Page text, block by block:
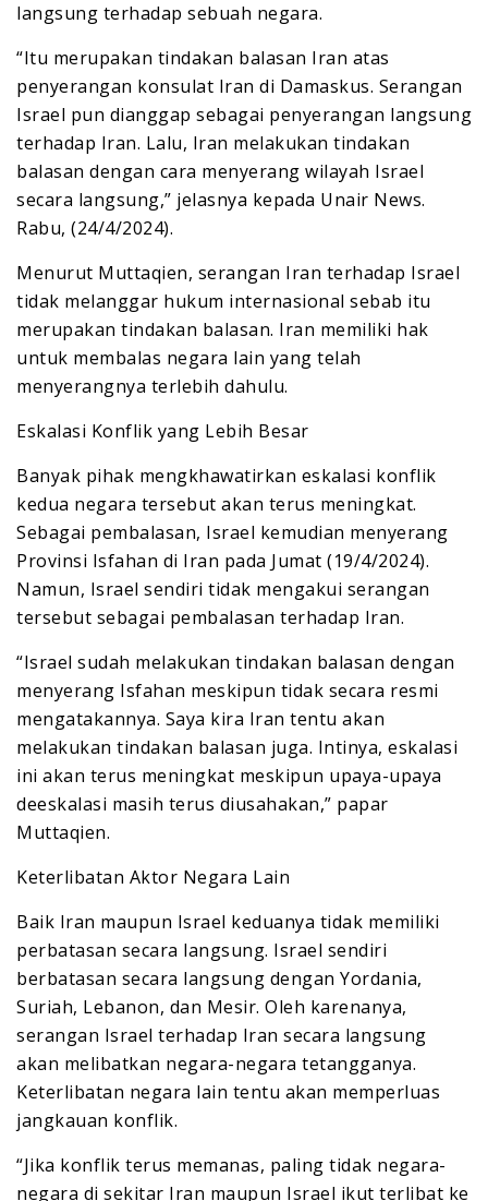
langsung terhadap sebuah negara.
“Itu merupakan tindakan balasan Iran atas
penyerangan konsulat Iran di Damaskus. Serangan
Israel pun dianggap sebagai penyerangan langsung
terhadap Iran. Lalu, Iran melakukan tindakan
balasan dengan cara menyerang wilayah Israel
secara langsung,” jelasnya kepada Unair News.
Rabu, (24/4/2024).
Menurut Muttaqien, serangan Iran terhadap Israel
tidak melanggar hukum internasional sebab itu
merupakan tindakan balasan. Iran memiliki hak
untuk membalas negara lain yang telah
menyerangnya terlebih dahulu.
Eskalasi Konflik yang Lebih Besar
Banyak pihak mengkhawatirkan eskalasi konflik
kedua negara tersebut akan terus meningkat.
Sebagai pembalasan, Israel kemudian menyerang
Provinsi Isfahan di Iran pada Jumat (19/4/2024).
Namun, Israel sendiri tidak mengakui serangan
tersebut sebagai pembalasan terhadap Iran.
“Israel sudah melakukan tindakan balasan dengan
menyerang Isfahan meskipun tidak secara resmi
mengatakannya. Saya kira Iran tentu akan
melakukan tindakan balasan juga. Intinya, eskalasi
ini akan terus meningkat meskipun upaya-upaya
deeskalasi masih terus diusahakan,” papar
Muttaqien.
Keterlibatan Aktor Negara Lain
Baik Iran maupun Israel keduanya tidak memiliki
perbatasan secara langsung. Israel sendiri
berbatasan secara langsung dengan Yordania,
Suriah, Lebanon, dan Mesir. Oleh karenanya,
serangan Israel terhadap Iran secara langsung
akan melibatkan negara-negara tetangganya.
Keterlibatan negara lain tentu akan memperluas
jangkauan konflik.
“Jika konflik terus memanas, paling tidak negara-
negara di sekitar Iran maupun Israel ikut terlibat ke